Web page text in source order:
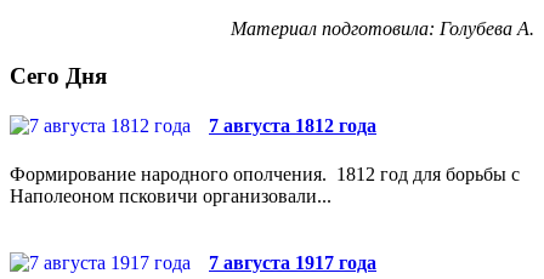
Материал подготовила: Голубева А.
Сего Дня
7 августа 1812 года
Формирование народного ополчения. 1812 год для борьбы с
Наполеоном псковичи организовали...
7 августа 1917 года